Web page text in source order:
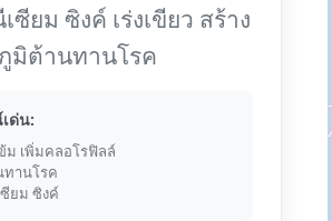
ซียม ซิงค์ เร่งเขียว สร้าง
มิต้านทานโรค
ด่น:
ข้ม เพิ่มคลอโรฟิลล์
ทานโรค
ซียม ซิงค์